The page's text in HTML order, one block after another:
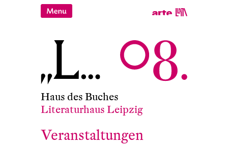
Haus des Buches
Literaturhaus Leipzig
Veranstaltungen